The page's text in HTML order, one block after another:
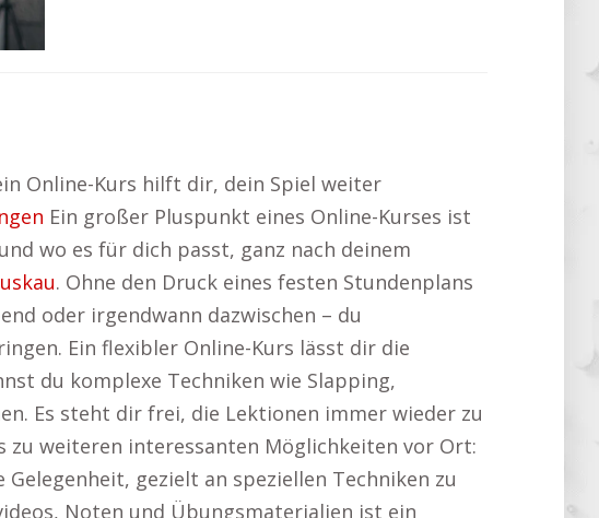
Online-Kurs hilft dir, dein Spiel weiter
Ein großer Pluspunkt eines Online-Kurses ist
wo es für dich passt, ganz nach deinem
. Ohne den Druck eines festen Stundenplans
oder irgendwann dazwischen – du
Ein flexibler Online-Kurs lässt dir die
du komplexe Techniken wie Slapping,
Es steht dir frei, die Lektionen immer wieder zu
zu weiteren interessanten Möglichkeiten vor Ort:
gezielt an speziellen Techniken zu
Noten und Übungsmaterialien ist ein